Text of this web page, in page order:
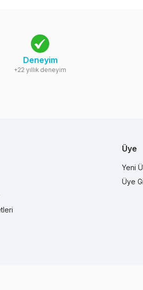
Deneyim
+22 yıllık deneyim
Üye
Yeni
Üye